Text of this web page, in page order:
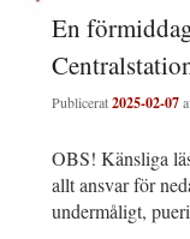
En
Publicerat2025-02-07
OBS! Känsliga
allt ansvar för
undermåligt,